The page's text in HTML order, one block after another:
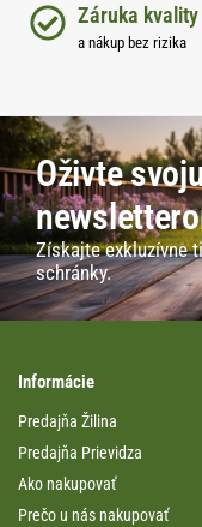
Záruka kvality
a nákup bez rizika
Oživte
Získajte exkluzívne
schránky.
Informácie
Predajňa Žilina
Predajňa Prievidza
Ako nakupovať
Prečo u nás nakupovať